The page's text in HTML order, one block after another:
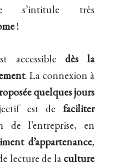
très
!
accessible dès la
. La connexion à
quelques jours
est defaciliter
de l’entreprise, en
d’appartenance,
lecture de laculture